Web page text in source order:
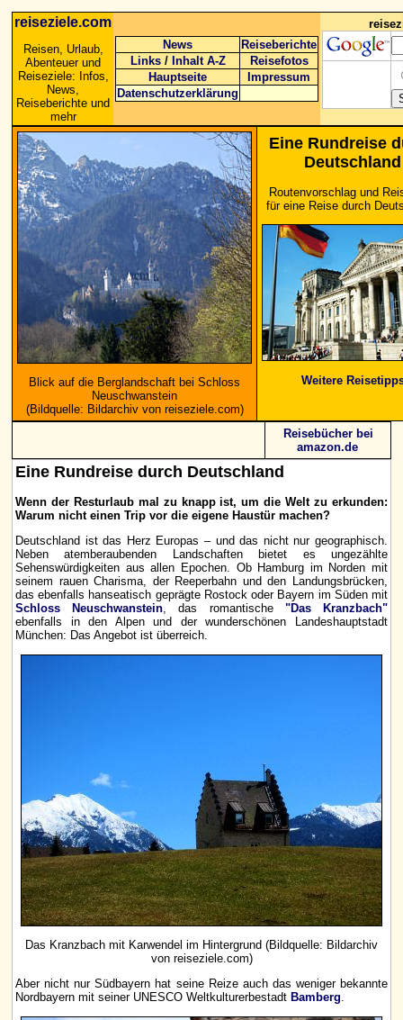
reiseziele.com
Reisen, Urlaub,
Abenteuer und
Reiseziele: Infos,
News,
Reiseberichte und
mehr
News
Reiseberichte
Links / Inhalt A-Z
Reisefotos
Hauptseite
Impressum
Datenschutzerklärung
Blick auf die Berglandschaft bei Schloss
Neuschwanstein
(Bildquelle: Bildarchiv von reiseziele.com)
Eine Rundreise
Deutschland
Routenvorschlag und
für eine Reise durch
Weitere
Reisebücher bei
amazon.de
Eine Rundreise durch Deutschland
Wenn der Resturlaub mal zu knapp ist, um die Welt zu erkunden:
Warum nicht einen Trip vor die eigene Haustür machen?
Deutschland ist das Herz Europas – und das nicht nur geographisch.
Neben atemberaubenden Landschaften bietet es ungezählte
Sehenswürdigkeiten aus allen Epochen. Ob Hamburg im Norden mit
seinem rauen Charisma, der Reeperbahn und den Landungsbrücken,
das ebenfalls hanseatisch geprägte Rostock oder Bayern im Süden mit
Schloss Neuschwanstein, das romantische "Das Kranzbach"
ebenfalls in den Alpen und der wunderschönen Landeshauptstadt
München: Das Angebot ist überreich.
Das Kranzbach mit Karwendel im Hintergrund (Bildquelle: Bildarchiv
von reiseziele.com)
Aber nicht nur Südbayern hat seine Reize auch das weniger bekannte
Nordbayern mit seiner UNESCO Weltkulturerbestadt Bamberg.